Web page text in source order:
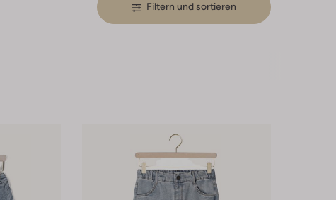
Filtern und sortieren